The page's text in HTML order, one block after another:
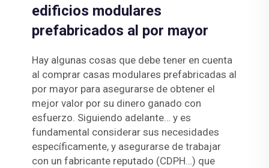
edificios modulares
prefabricados al por mayor
Hay algunas cosas que debe tener en cuenta
al comprar casas modulares prefabricadas al
por mayor para asegurarse de obtener el
mejor valor por su dinero ganado con
esfuerzo. Siguiendo adelante… y es
fundamental considerar sus necesidades
específicamente, y asegurarse de trabajar
con un fabricante reputado (CDPH…) que